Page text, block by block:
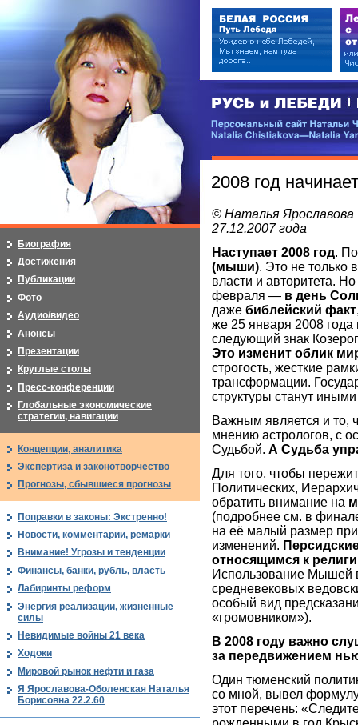
РУСЬ и ЛЕБЕДИ | RUSI —
Персональный сайт Натальи
2008 год
© Наталья Ярославова
27.12.2007 года
Наступает 2008 год.
(мыши). Это не только
власти и авторитета.
февраля — в день
даже библейский факт
же 25 января 2008
следующий знак
Это изменит облик
строгость, жесткие
трансформации.
структуры станут
Важным является и то,
мнению астрологов, с
Судьбой. А Судьба
Для того, чтобы
Политических,
обратить внимание на
(подробнее см. в
на её малый размер
изменений.
относящимся к
Использование Мышей
средневековых
особый вид
«громовником»).
В 2008 году важно
за передвижением
Один тюменский
со мной, вывел
этот перечень:
Биография
Достижения
Публикации
Фото
Аудио/видео
Анонсы
Презентации
Круглые столы
Пресс-конференции
Глобальные экономические
стратегии, навигации
Концепции, аналитика
Экспертиза и законотворчество
Прогнозы, сбывшиеся прогнозы
Поправки в законы: Экстренно!
Новости, комментарии, ремарки
Внимание! Угрозы и тенденции
Финансы, банки, рубль, власть
Лабиринты реформ
Энергия реализации, жизненные
силы
Невидимые войны 21 века
Ходоки
Мировой рынок нефти и газа
Я Ярославова-Оболенская Наталья
Борисовна 22.2.60